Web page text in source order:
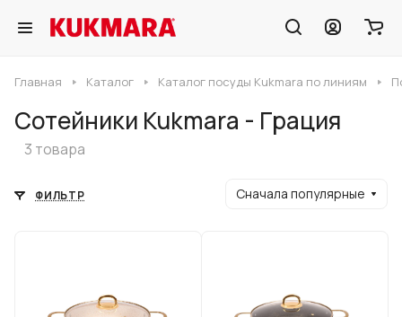
Главная Каталог Каталог посуды Kukmara по линиям
Сотейники Kukmara - Грация
3 товара
ФИЛЬТР Сначала популярные